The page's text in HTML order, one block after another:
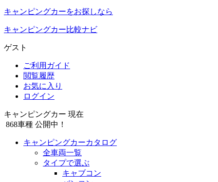
キャンピングカーをお探しなら
キャンピングカー比較ナビ
ゲスト
ご利用ガイド
閲覧履歴
お気に入り
ログイン
キャンピングカー 現在
868車種 公開中！
キャンピングカーカタログ
全車両一覧
タイプで選ぶ
キャブコン